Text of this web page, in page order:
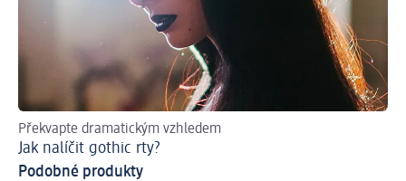
Překvapte dramatickým vzhledem
Jak nalíčit gothic rty?
Podobné produkty